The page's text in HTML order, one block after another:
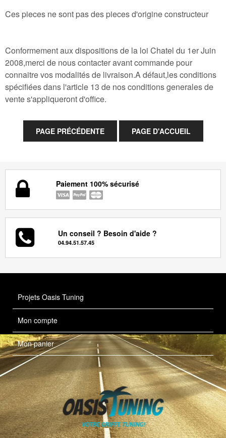
Ces pieces ne sont pas des pieces d'origine constructeur
Conformement aux dispositions de la loi Chatel du 1er Juin
2008,merci de nous contacter avant commande pour
connaitre vos modalités de livraison.A défaut,les conditions
spécifiées dans l'article 13 de nos conditions generales de
vente s'appliqueront d'office.
Paiement 100% sécurisé
Un conseil ? Besoin d'aide ?
04.94.51.57.45
Projets Oasis Tuning
Mon compte
Mon panier